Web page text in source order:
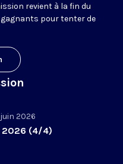
revient à la fin du
pour tenter de
2026
2026 (4/4)